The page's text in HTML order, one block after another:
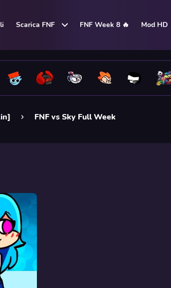
Scarica FNF FNF Week 8 🔥 Mod HD
FNF vs Sky Full Week